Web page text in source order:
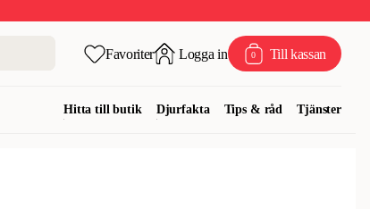
Favoriter Logga in 0 Till kassan
Hitta till butik Djurfakta Tips & råd Tjänster